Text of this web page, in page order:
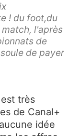
! du foot,du
l'après
de
de payer
très
de Canal+
idée